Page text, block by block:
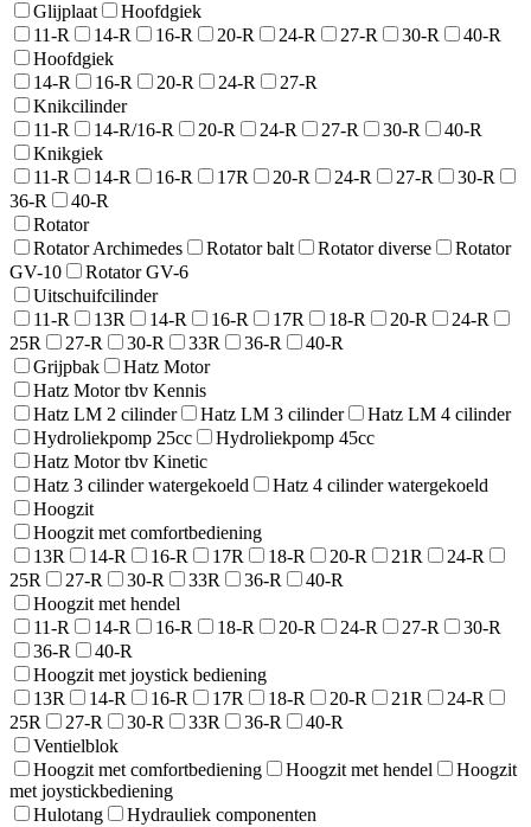
Glijplaat
Hoofdgiek
11-R
14-R 16-R 20-R 24-R 27-R 30-R
40-R
Hoofdgiek
14-R
16-R 20-R 24-R
27-R
Knikcilinder
11-R
14-R/16-R 20-R 24-R 27-R 30-R
40-R
Knikgiek
11-R
14-R 16-R 17R 20-R 24-R 27-R
30-R
36-R
40-R
Rotator
Rotator Archimedes
Rotator balt Rotator diverse
Rotator
GV-10
Rotator GV-6
Uitschuifcilinder
11-R
13R 14-R 16-R 17R 18-R 20-R
24-R
25R
27-R 30-R 33R 36-R
40-R
Grijpbak
Hatz Motor
Hatz Motor tbv Kennis
Hatz LM 2 cilinder
Hatz LM 3 cilinder
Hatz LM 4 cilinder
Hydroliekpomp 25cc
Hydroliekpomp 45cc
Hatz Motor tbv Kinetic
Hatz 3 cilinder watergekoeld
Hatz 4 cilinder watergekoeld
Hoogzit
Hoogzit met comfortbediening
13R
14-R 16-R 17R 18-R 20-R 21R
24-R
25R
27-R 30-R 33R 36-R
40-R
Hoogzit met hendel
11-R
14-R 16-R 18-R 20-R 24-R 27-R
30-R
36-R
40-R
Hoogzit met joystick bediening
13R
14-R 16-R 17R 18-R 20-R 21R
24-R
25R
27-R 30-R 33R 36-R
40-R
Ventielblok
Hoogzit met comfortbediening
Hoogzit met hendel
Hoogzit
met joystickbediening
Hulotang
Hydrauliek componenten